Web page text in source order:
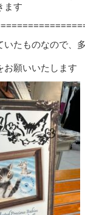
ます
たものなので、
お願いいたします